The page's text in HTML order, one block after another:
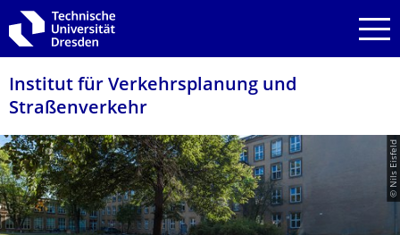
Zur Hauptnavigation springen
Zur Suche springen
Zum Inhalt springen
Institut für Verkehrsplanung und
Straßenverkehr
© Nils Eisfeld